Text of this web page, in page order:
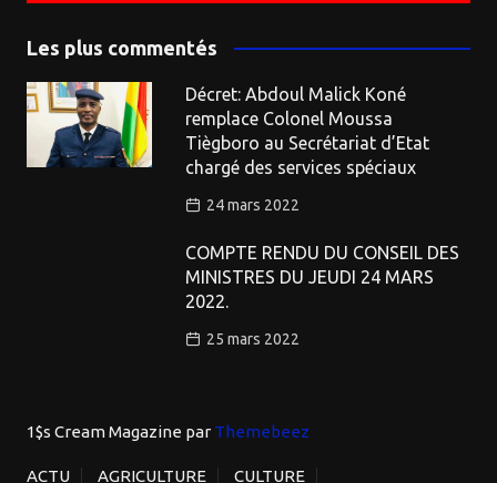
Les plus commentés
Décret: Abdoul Malick Koné
remplace Colonel Moussa
Tiègboro au Secrétariat d’Etat
chargé des services spéciaux
24 mars 2022
COMPTE RENDU DU CONSEIL DES
MINISTRES DU JEUDI 24 MARS
2022.
25 mars 2022
1$s Cream Magazine par Themebeez
ACTU AGRICULTURE CULTURE